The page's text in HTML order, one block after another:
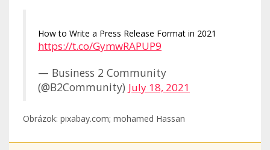
How to Write a Press Release Format in 2021
https://t.co/GymwRAPUP9
— Business 2 Community
(@B2Community) July 18, 2021
Obrázok: pixabay.com; mohamed Hassan